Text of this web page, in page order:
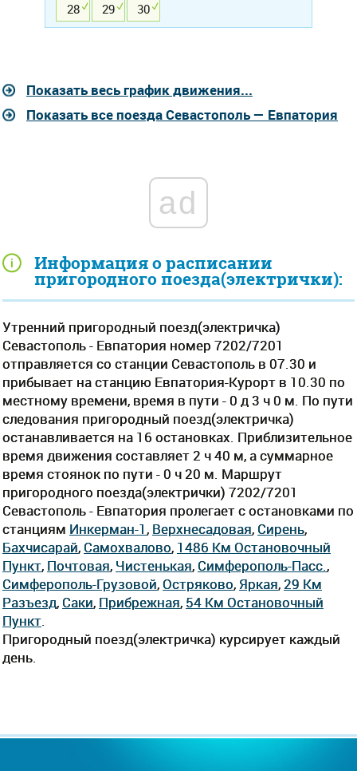
Информация о расписании
пригородного поезда(электрички):
Утренний пригородный поезд(электричка)
Севастополь - Евпатория номер 7202/7201
отправляется со станции Севастополь в 07.30 и
прибывает на станцию Евпатория-Курорт в 10.30 по
местному времени, время в пути - 0 д 3 ч 0 м. По пути
следования пригородный поезд(электричка)
останавливается на 16 остановках. Приблизительное
время движения составляет 2 ч 40 м, а суммарное
время стоянок по пути - 0 ч 20 м. Маршрут
пригородного поезда(электрички) 7202/7201
Севастополь - Евпатория пролегает c остановками по
станциям Инкерман-1 , Верхнесадовая, Сирень,
Бахчисарай, Самохвалово, 1486 Км Остановочный
Пункт, Почтовая, Чистенькая, Симферополь-Пасс. ,
Симферополь-Грузовой,Остряково, Яркая,29 Км
Разъезд, Саки, Прибрежная, 54 Км Остановочный
Пункт
Пригородный поезд(электричка) курсирует каждый
день.
28
29 30
Показать весь график движения...
Показать все поезда Севастополь — Евпатория
ad